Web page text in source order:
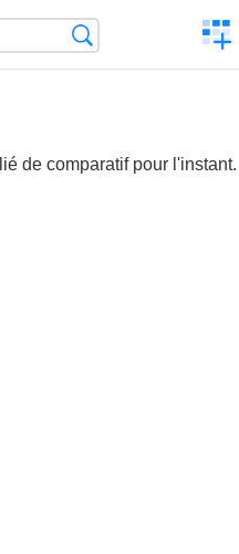
un
de comparatif pour l'instant.